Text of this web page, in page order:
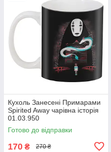
Кухоль Занесені Примарами
Spirited Away чарівна історія
01.03.950
Готово до відправки
170 ₴ 270 ₴